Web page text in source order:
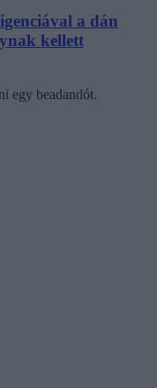
a dán
kellett
egy beadandót.